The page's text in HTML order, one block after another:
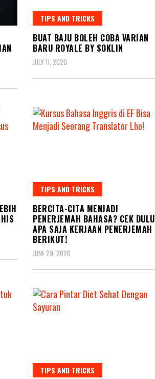
TIPS AND TRICKS
BUAT BAJU BOLEH COBA VARIAN
BARU ROYALE BY SOKLIN
JULY 11, 2020
TIPS AND TRICKS
BERCITA-CITA MENJADI
PENERJEMAH BAHASA? CEK DULU
APA SAJA KERJAAN PENERJEMAH
BERIKUT!
JUNE 29, 2020
TIPS AND TRICKS